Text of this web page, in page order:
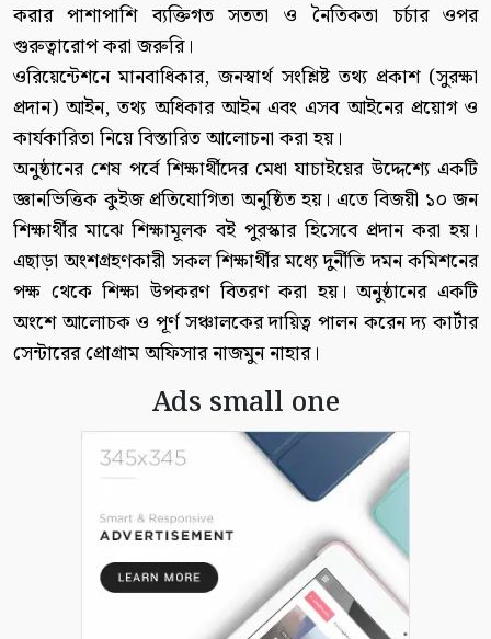
করার পাশাপাশি ব্যক্তিগত সততা ও নৈতিকতা চর্চার ওপর
গুরুত্বারোপ করা জরুরি।
ওরিয়েন্টেশনে মানবাধিকার, জনস্বার্থ সংশ্লিষ্ট তথ্য প্রকাশ (সুরক্ষা
প্রদান) আইন, তথ্য অধিকার আইন এবং এসব আইনের প্রয়োগ ও
কার্যকারিতা নিয়ে বিস্তারিত আলোচনা করা হয়।
অনুষ্ঠানের শেষ পর্বে শিক্ষার্থীদের মেধা যাচাইয়ের উদ্দেশ্যে একটি
জ্ঞানভিত্তিক কুইজ প্রতিযোগিতা অনুষ্ঠিত হয়। এতে বিজয়ী ১০ জন
শিক্ষার্থীর মাঝে শিক্ষামূলক বই পুরস্কার হিসেবে প্রদান করা হয়।
এছাড়া অংশগ্রহণকারী সকল শিক্ষার্থীর মধ্যে দুর্নীতি দমন কমিশনের
পক্ষ থেকে শিক্ষা উপকরণ বিতরণ করা হয়। অনুষ্ঠানের একটি
অংশে আলোচক ও পূর্ণ সঞ্চালকের দায়িত্ব পালন করেন দ্য কার্টার
সেন্টারের প্রোগ্রাম অফিসার নাজমুন নাহার।
Ads small one